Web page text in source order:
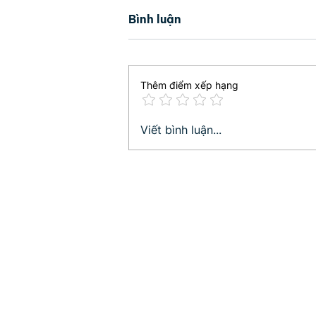
4 bí quyết nuôi dạy con
đúng cách của những bậc
Bình luận
Thêm điểm xếp hạng
Viết bình luận...